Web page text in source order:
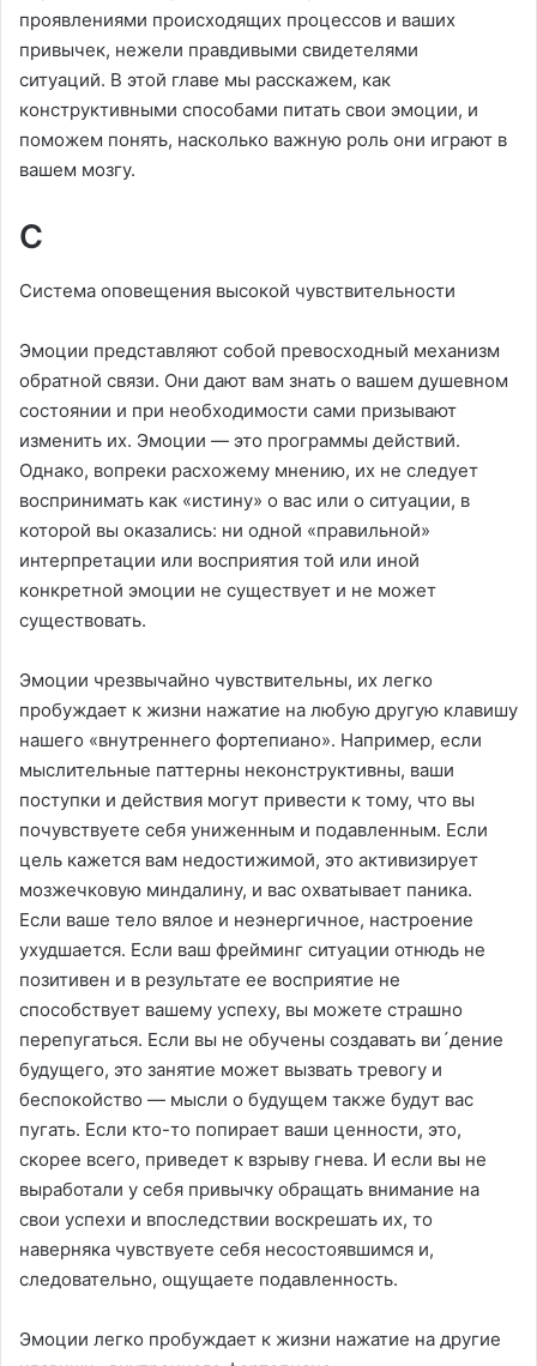
проявлениями происходящих процессов и ваших
привычек, нежели правдивыми свидетелями
ситуаций. В этой главе мы расскажем, как
конструктивными способами питать свои эмоции, и
поможем понять, насколько важную роль они играют в
вашем мозгу.
С
Система оповещения высокой чувствительности
Эмоции представляют собой превосходный механизм
обратной связи. Они дают вам знать о вашем душевном
состоянии и при необходимости сами призывают
изменить их. Эмоции — это программы действий.
Однако, вопреки расхожему мнению, их не следует
воспринимать как «истину» о вас или о ситуации, в
которой вы оказались: ни одной «правильной»
интерпретации или восприятия той или иной
конкретной эмоции не существует и не может
существовать.
Эмоции чрезвычайно чувствительны, их легко
пробуждает к жизни нажатие на любую другую клавишу
нашего «внутреннего фортепиано». Например, если
мыслительные паттерны неконструктивны, ваши
поступки и действия могут привести к тому, что вы
почувствуете себя униженным и подавленным. Если
цель кажется вам недостижимой, это активизирует
мозжечковую миндалину, и вас охватывает паника.
Если ваше тело вялое и неэнергичное, настроение
ухудшается. Если ваш фрейминг ситуации отнюдь не
позитивен и в результате ее восприятие не
способствует вашему успеху, вы можете страшно
перепугаться. Если вы не обучены создавать ви´дение
будущего, это занятие может вызвать тревогу и
беспокойство — мысли о будущем также будут вас
пугать. Если кто-то попирает ваши ценности, это,
скорее всего, приведет к взрыву гнева. И если вы не
выработали у себя привычку обращать внимание на
свои успехи и впоследствии воскрешать их, то
наверняка чувствуете себя несостоявшимся и,
следовательно, ощущаете подавленность.
Эмоции легко пробуждает к жизни нажатие на другие